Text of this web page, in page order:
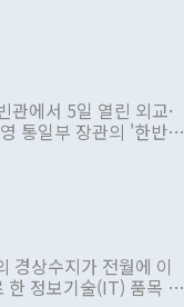
에서 5일 열린 외교·
통일부 장관의 '한반도
으로 추진하겠다고 공
내놨다. 그동안 정 장
번 있지만 대통령과 유
은 이례적이다. 정 장
목소리도 높아지고 있
경상수지가 전월에 이
한 정보기술(IT) 품목 수